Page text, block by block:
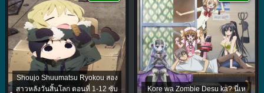
Shoujo Shuumatsu Ryokou สอง
สาวหลังวันสิ้นโลก ตอนที่ 1-12 ซับ
Kore wa Zombie Desu ka? นี่เห